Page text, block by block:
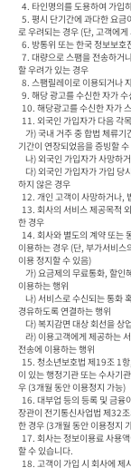
로 우려되는 경우 (단, 고객에
할 우려가 있는 경우
기간이 연장되었음을 증빙할
하지 않은 경우
한 경우
이용하는 경우 (단, 부가서비스
이용 정지할 수 있음)
이용하는 행위
경유하도록 연결하는 행위
전송에 이용하는 행위
이 있는 행정기관 또는 수사기
우 (3개월 동안 이용정지 가능)
장관이 전기통신사업법 제32
한 경우 (3개월 동안 이용정지
할 수 있습니다.